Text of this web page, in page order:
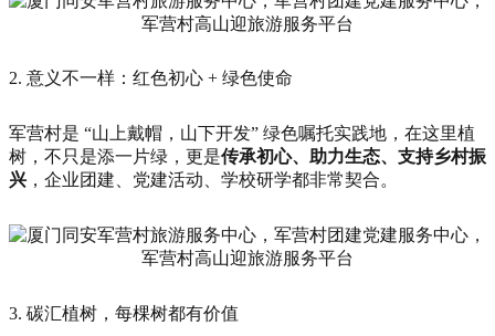
2. 意义不一样：红色初心 + 绿色使命
军营村是 “山上戴帽，山下开发” 绿色嘱托实践地，在这里植
树，不只是添一片绿，更是传承初心、助力生态、支持乡村振
兴 ，企业团建、党建活动、学校研学都非常契合。
3. 碳汇植树，每棵树都有价值